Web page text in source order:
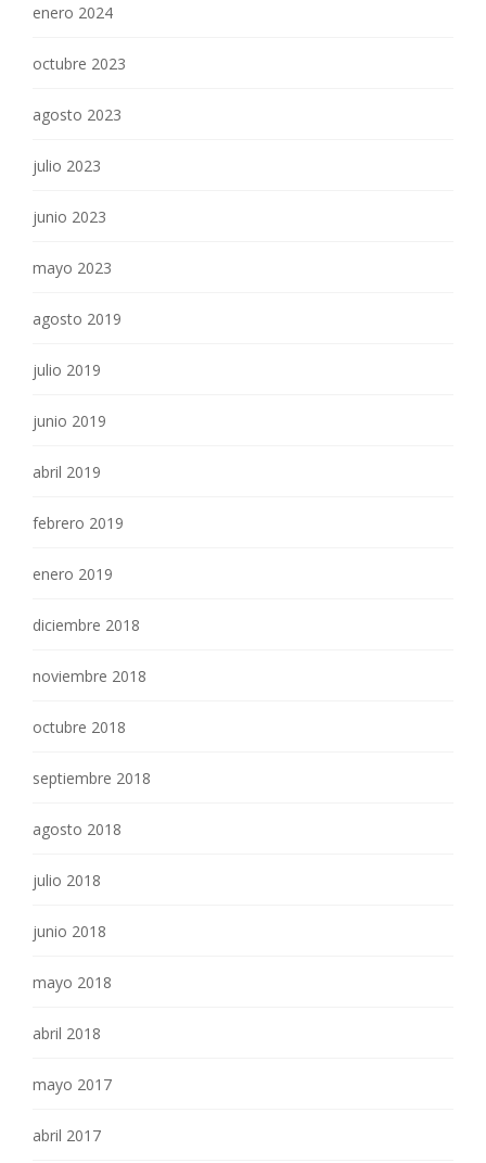
enero 2024
octubre 2023
agosto 2023
julio 2023
junio 2023
mayo 2023
agosto 2019
julio 2019
junio 2019
abril 2019
febrero 2019
enero 2019
diciembre 2018
noviembre 2018
octubre 2018
septiembre 2018
agosto 2018
julio 2018
junio 2018
mayo 2018
abril 2018
mayo 2017
abril 2017